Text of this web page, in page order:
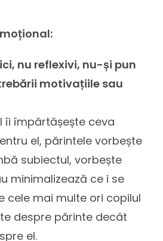
nu reflexivi, nu-și pun
motivațiile sau
îi împărtășește ceva
el, părintele vorbește
subiectul, vorbește
minimalizează ce i se
cele mai multe ori copilul
despre părinte decât
el.